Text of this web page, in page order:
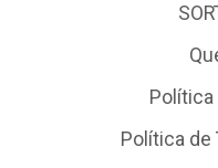
Política
Política de